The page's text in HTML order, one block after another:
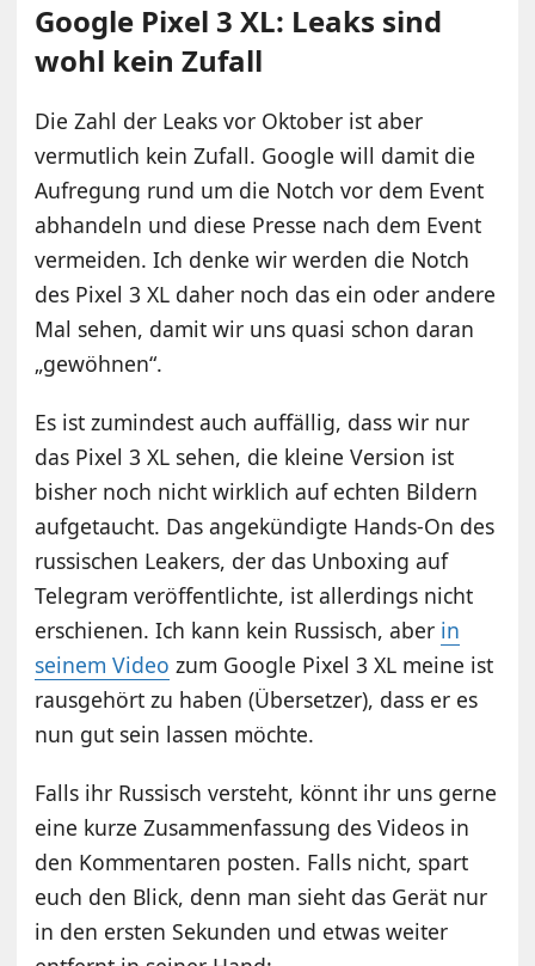
Google Pixel 3 XL: Leaks sind
wohl kein Zufall
Die Zahl der Leaks vor Oktober ist aber
vermutlich kein Zufall. Google will damit die
Aufregung rund um die Notch vor dem Event
abhandeln und diese Presse nach dem Event
vermeiden. Ich denke wir werden die Notch
des Pixel 3 XL daher noch das ein oder andere
Mal sehen, damit wir uns quasi schon daran
„gewöhnen“.
Es ist zumindest auch auffällig, dass wir nur
das Pixel 3 XL sehen, die kleine Version ist
bisher noch nicht wirklich auf echten Bildern
aufgetaucht. Das angekündigte Hands-On des
russischen Leakers, der das Unboxing auf
Telegram veröffentlichte, ist allerdings nicht
erschienen. Ich kann kein Russisch, aber in
seinem Video zum Google Pixel 3 XL meine ist
rausgehört zu haben (Übersetzer), dass er es
nun gut sein lassen möchte.
Falls ihr Russisch versteht, könnt ihr uns gerne
eine kurze Zusammenfassung des Videos in
den Kommentaren posten. Falls nicht, spart
euch den Blick, denn man sieht das Gerät nur
in den ersten Sekunden und etwas weiter